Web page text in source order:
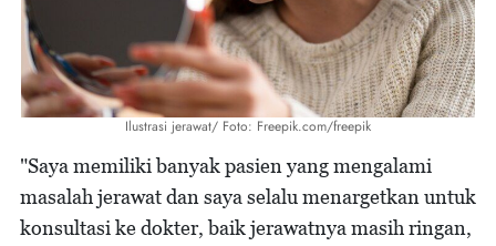
Ilustrasi jerawat/ Foto: Freepik.com/freepik
"Saya memiliki banyak pasien yang mengalami
masalah jerawat dan saya selalu menargetkan untuk
konsultasi ke dokter, baik jerawatnya masih ringan,